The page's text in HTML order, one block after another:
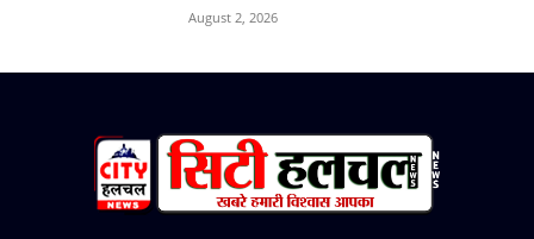
August 2, 2026